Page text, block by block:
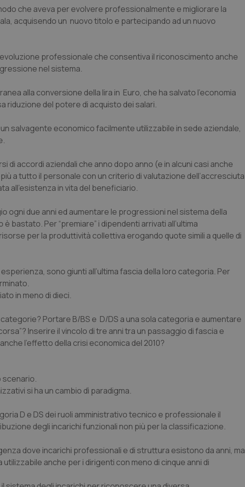
che aveva per evolvere professionalmente e migliorare la
acquisendo un nuovo titolo e partecipando ad un nuovo
professionale che consentiva il riconoscimento anche
nel sistema.
alla conversione della lira in Euro, che ha salvato l’economia
riduzione del potere di acquisto dei salari.
salvagente economico facilmente utilizzabile in sede aziendale,
di accordi aziendali che anno dopo anno (e in alcuni casi anche
a tutto il personale con un criterio di valutazione dell’accresciuta
all’esistenza in vita del beneficiario.
ogni due anni ed aumentare le progressioni nel sistema della
bastato. Per “premiare” i dipendenti arrivati all’ultima
per la produttività collettiva erogando quote simili a quelle di
sono giunti all’ultima fascia della loro categoria. Per
in meno di dieci.
Portare B/BS e D/DS a una sola categoria e aumentare
Inserire il vincolo di tre anni tra un passaggio di fascia e
l’effetto della crisi economica del 2010?
scenario.
si ha un cambio dì paradigma.
D e DS dei ruoli amministrativo tecnico e professionale il
degli incarichi funzionali non più per la classificazione.
dove incarichi professionali e di struttura esistono da anni, ma
anche per i dirigenti con meno di cinque anni di